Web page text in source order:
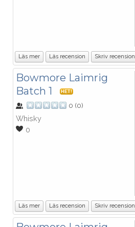
Läs mer Läs recension Skriv recension
Bowmore Laimrig
Batch 1
HET!
0 (0)
Whisky
0
Läs mer Läs recension Skriv recension